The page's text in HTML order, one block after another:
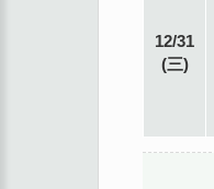
12/31
(三)